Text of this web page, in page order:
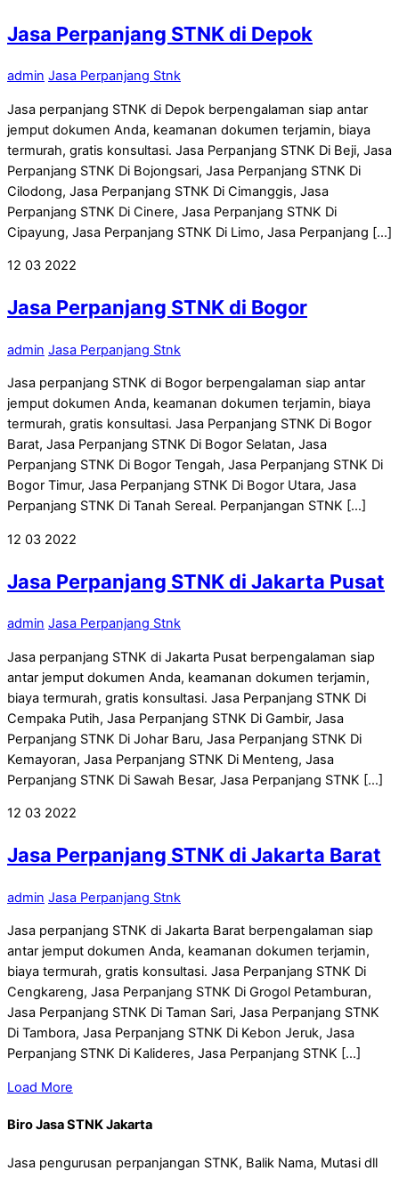
Jasa Perpanjang STNK di Depok
admin Jasa Perpanjang Stnk
Jasa perpanjang STNK di Depok berpengalaman siap antar
jemput dokumen Anda, keamanan dokumen terjamin, biaya
termurah, gratis konsultasi. Jasa Perpanjang STNK Di Beji, Jasa
Perpanjang STNK Di Bojongsari, Jasa Perpanjang STNK Di
Cilodong, Jasa Perpanjang STNK Di Cimanggis, Jasa
Perpanjang STNK Di Cinere, Jasa Perpanjang STNK Di
Cipayung, Jasa Perpanjang STNK Di Limo, Jasa Perpanjang […]
12 03 2022
Jasa Perpanjang STNK di Bogor
admin Jasa Perpanjang Stnk
Jasa perpanjang STNK di Bogor berpengalaman siap antar
jemput dokumen Anda, keamanan dokumen terjamin, biaya
termurah, gratis konsultasi. Jasa Perpanjang STNK Di Bogor
Barat, Jasa Perpanjang STNK Di Bogor Selatan, Jasa
Perpanjang STNK Di Bogor Tengah, Jasa Perpanjang STNK Di
Bogor Timur, Jasa Perpanjang STNK Di Bogor Utara, Jasa
Perpanjang STNK Di Tanah Sereal. Perpanjangan STNK […]
12 03 2022
Jasa Perpanjang STNK di Jakarta Pusat
admin Jasa Perpanjang Stnk
Jasa perpanjang STNK di Jakarta Pusat berpengalaman siap
antar jemput dokumen Anda, keamanan dokumen terjamin,
biaya termurah, gratis konsultasi. Jasa Perpanjang STNK Di
Cempaka Putih, Jasa Perpanjang STNK Di Gambir, Jasa
Perpanjang STNK Di Johar Baru, Jasa Perpanjang STNK Di
Kemayoran, Jasa Perpanjang STNK Di Menteng, Jasa
Perpanjang STNK Di Sawah Besar, Jasa Perpanjang STNK […]
12 03 2022
Jasa Perpanjang STNK di Jakarta Barat
admin Jasa Perpanjang Stnk
Jasa perpanjang STNK di Jakarta Barat berpengalaman siap
antar jemput dokumen Anda, keamanan dokumen terjamin,
biaya termurah, gratis konsultasi. Jasa Perpanjang STNK Di
Cengkareng, Jasa Perpanjang STNK Di Grogol Petamburan,
Jasa Perpanjang STNK Di Taman Sari, Jasa Perpanjang STNK
Di Tambora, Jasa Perpanjang STNK Di Kebon Jeruk, Jasa
Perpanjang STNK Di Kalideres, Jasa Perpanjang STNK […]
Load More
Biro Jasa STNK Jakarta
Jasa pengurusan perpanjangan STNK, Balik Nama, Mutasi dll